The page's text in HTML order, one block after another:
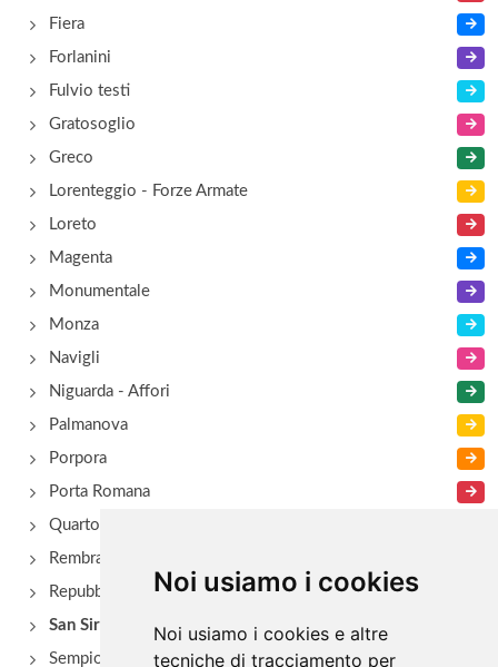
Noi usiamo i cookies
Noi usiamo i cookies e altre
tecniche di tracciamento per
Fiera
Forlanini
Fulvio testi
Gratosoglio
Greco
Lorenteggio - Forze Armate
Loreto
Magenta
Monumentale
Monza
Navigli
Niguarda - Affori
Palmanova
Porpora
Porta Romana
Quarto Oggiaro
Rembrant
Repubblica
San Siro - Via Novara
Sempione